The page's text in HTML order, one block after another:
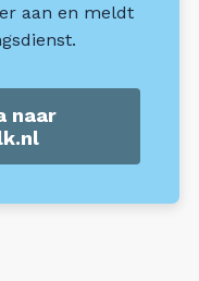
aan en meldt
naar